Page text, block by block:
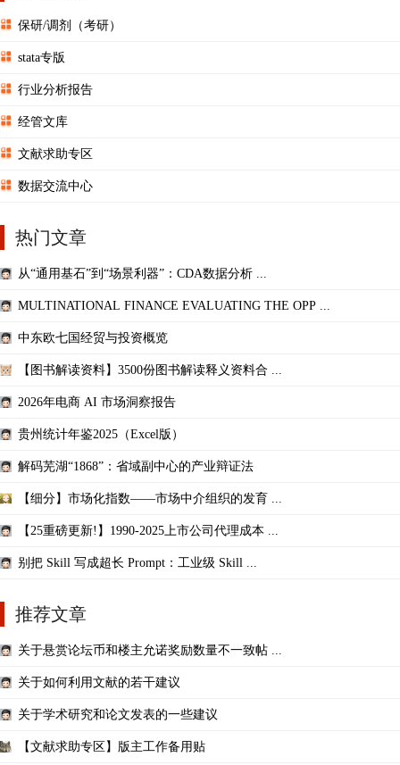
保研/调剂（考研）
stata专版
行业分析报告
经管文库
文献求助专区
数据交流中心
热门文章
从“通用基石”到“场景利器”：CDA数据分析 ...
MULTINATIONAL FINANCE EVALUATING THE OPP ...
中东欧七国经贸与投资概览
【图书解读资料】3500份图书解读释义资料合 ...
2026年电商 AI 市场洞察报告
贵州统计年鉴2025（Excel版）
解码芜湖“1868”：省域副中心的产业辩证法
【细分】市场化指数——市场中介组织的发育 ...
【25重磅更新!】1990-2025上市公司代理成本 ...
别把 Skill 写成超长 Prompt：工业级 Skill ...
推荐文章
关于悬赏论坛币和楼主允诺奖励数量不一致帖 ...
关于如何利用文献的若干建议
关于学术研究和论文发表的一些建议
【文献求助专区】版主工作备用贴